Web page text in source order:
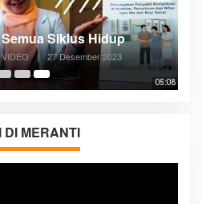
05:08
Siklus Hidup
| 27 Desember 2023
DI MERANTI